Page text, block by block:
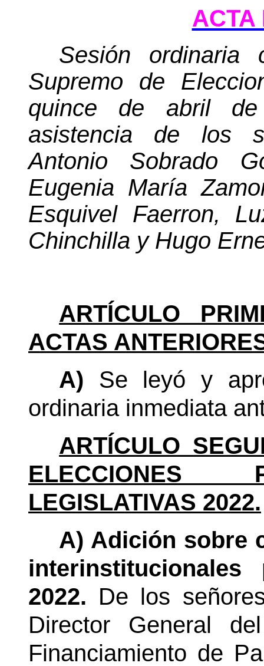
ACTA
Sesión ordinaria
Supremo de
quince de abril
asistencia de los
Antonio Sobrado
Eugenia María
Esquivel Faerron,
Chinchilla y Hugo
ARTÍCULO
ACTAS
A) Se leyó y
ordinaria inmediata
ARTÍCULO
ELECCIONES
LEGISLATIVAS 2022.
A) Adición sobre
2022. De los
Director General
Financiamiento de